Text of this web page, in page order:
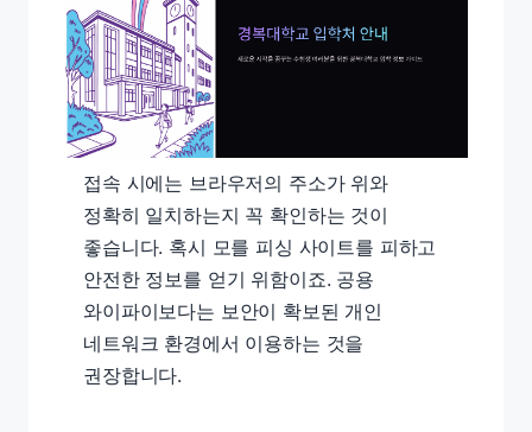
접속 시에는 브라우저의 주소가 위와
정확히 일치하는지 꼭 확인하는 것이
좋습니다. 혹시 모를 피싱 사이트를 피하고
안전한 정보를 얻기 위함이죠. 공용
와이파이보다는 보안이 확보된 개인
네트워크 환경에서 이용하는 것을
권장합니다.